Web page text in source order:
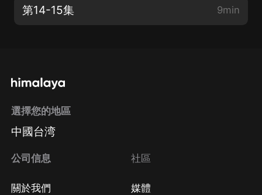
第14-15集 9min
選擇您的地區
中國台湾
公司信息
關於我們
社區
媒體